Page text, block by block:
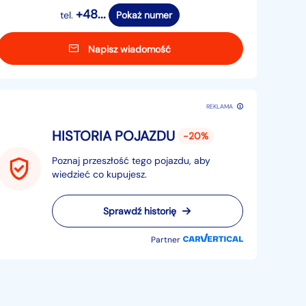
tel. +48... Pokaż numer
Napisz wiadomość
REKLAMA
HISTORIA POJAZDU
-20%
Poznaj przeszłość tego pojazdu, aby
wiedzieć co kupujesz.
Sprawdź historię
Partner